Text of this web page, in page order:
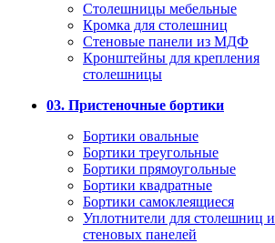
Столешницы мебельные
Кромка для столешниц
Стеновые панели из МДФ
Кронштейны для крепления
столешницы
03. Пристеночные бортики
Бортики овальные
Бортики треугольные
Бортики прямоугольные
Бортики квадратные
Бортики самоклеящиеся
Уплотнители для столешниц и
стеновых панелей